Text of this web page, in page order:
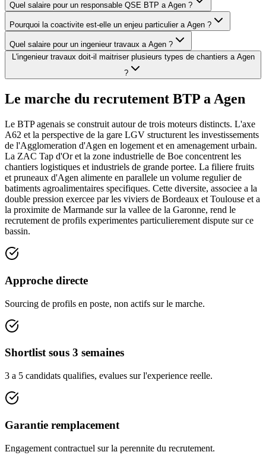
Quel salaire pour un responsable QSE BTP a Agen ?
Pourquoi la coactivite est-elle un enjeu particulier a Agen ?
Quel salaire pour un ingenieur travaux a Agen ?
L'ingenieur travaux doit-il maitriser plusieurs types de chantiers a Agen
?
Le marche du recrutement BTP aAgen
Le BTP agenais se construit autour de trois moteurs distincts. L'axe
A62 et la perspective de la gare LGV structurent les investissements
de l'Agglomeration d'Agen en logement et en amenagement urbain.
La ZAC Tap d'Or et la zone industrielle de Boe concentrent les
chantiers logistiques et industriels de grande portee. La filiere fruits
et pruneaux d'Agen alimente en parallele un volume regulier de
batiments agroalimentaires specifiques. Cette diversite, associee a la
double pression exercee par les viviers de Bordeaux et Toulouse et a
la proximite de Marmande sur la vallee de la Garonne, rend le
recrutement de profils experimentes particulierement dispute sur ce
bassin.
Approche directe
Sourcing de profils en poste, non actifs sur le marche.
Shortlist sous 3 semaines
3 a 5 candidats qualifies, evalues sur l'experience reelle.
Garantie remplacement
Engagement contractuel sur la perennite du recrutement.